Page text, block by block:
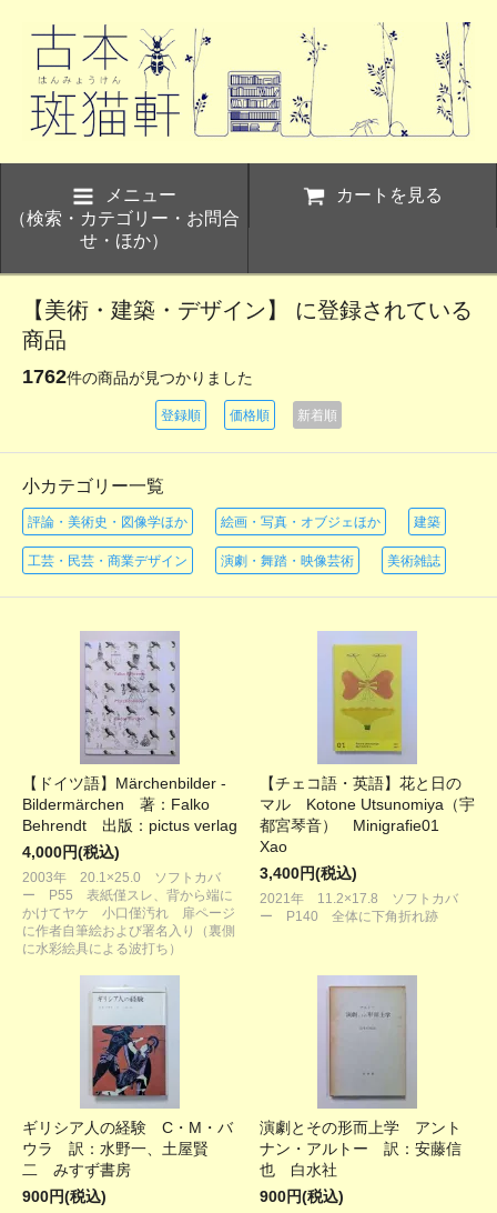
メニュー
（検索・カテゴリー・お問合
せ・ほか）
カートを見る
【美術・建築・デザイン】 に登録されている
商品
1762件の商品が見つかりました
登録順 価格順 新着順
小カテゴリー一覧
評論・美術史・図像学ほか 絵画・写真・オブジェほか 建築
工芸・民芸・商業デザイン 演劇・舞踏・映像芸術 美術雑誌
【ドイツ語】Märchenbilder -
Bildermärchen 著：Falko
Behrendt 出版：pictus verlag
4,000円(税込)
2003年 20.1×25.0 ソフトカバ
ー P55 表紙僅スレ、背から端に
かけてヤケ 小口僅汚れ 扉ページ
に作者自筆絵および署名入り（裏側
に水彩絵具による波打ち）
【チェコ語・英語】花と日の
マル Kotone Utsunomiya（宇
都宮琴音） Minigrafie01
Xao
3,400円(税込)
2021年 11.2×17.8 ソフトカバ
ー P140 全体に下角折れ跡
ギリシア人の経験 C・M・バ
ウラ 訳：水野一、土屋賢
二 みすず書房
900円(税込)
演劇とその形而上学 アント
ナン・アルトー 訳：安藤信
也 白水社
900円(税込)